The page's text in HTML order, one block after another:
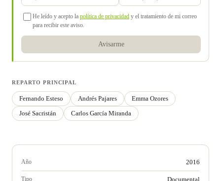
He leído y acepto la política de privacidad y el tratamiento de mi correo
para recibir este aviso.
Avisarme
REPARTO PRINCIPAL
Fernando Esteso Andrés Pajares
Emma Ozores
José Sacristán
Carlos García Miranda
Año 2016
Tipo Documental